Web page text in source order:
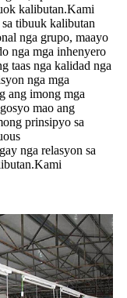
kalibutan.Kami
tibuuk kalibutan
nga grupo, maayo
nga mga inhenyero
taas nga kalidad nga
nga mga
ang imong mga
mao ang
prinsipyo sa
nga relasyon sa